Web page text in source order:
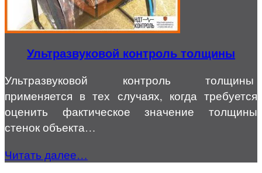
Ультразвуковой контроль толщины
Ультразвуковой контроль толщины
применяется в тех случаях, когда требуется
оценить фактическое значение толщины
стенок объекта…
Читать далее…